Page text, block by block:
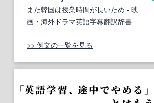
また韓国は授業時間が長いため - 映
画・海外ドラマ英語字幕翻訳辞書
>> 例文の一覧を見る